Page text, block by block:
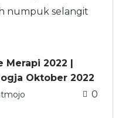
numpuk selangit
Merapi 2022 |
Oktober 2022
0